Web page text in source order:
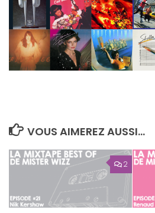
VOUS AIMEREZ AUSSI...
2